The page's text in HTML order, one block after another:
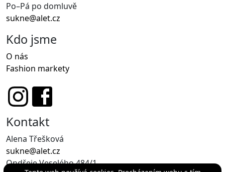
Po–Pá po domluvě
sukne@alet.cz
Kdo jsme
O nás
Fashion markety
Kontakt
Alena Třešková
sukne@alet.cz
Ondřeje Veselého 484/1